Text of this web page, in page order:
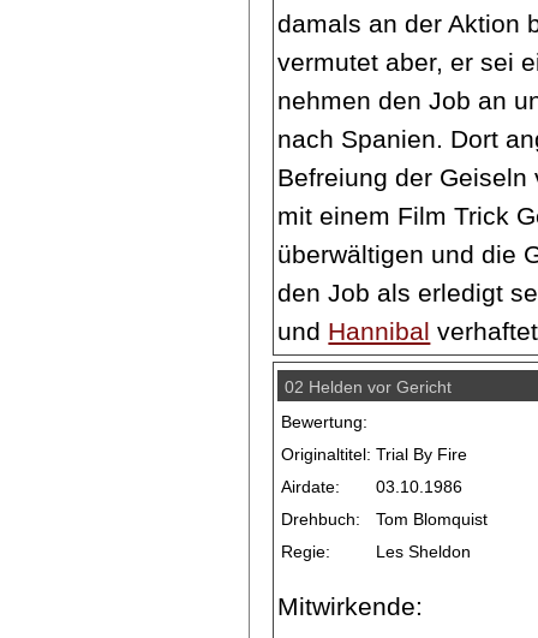
damals an der Aktion
vermutet aber, er sei
nehmen den Job an
nach Spanien. Dort
Befreiung der
mit einem Film Trick
überwältigen und die
den Job als erledigt
und Hannibal
02 Helden vor Gericht
Bewertung:
Originaltitel: Trial By Fire
Airdate:
03.10.1986
Drehbuch:
Tom Blomquist
Regie:
Les Sheldon
Mitwirkende: